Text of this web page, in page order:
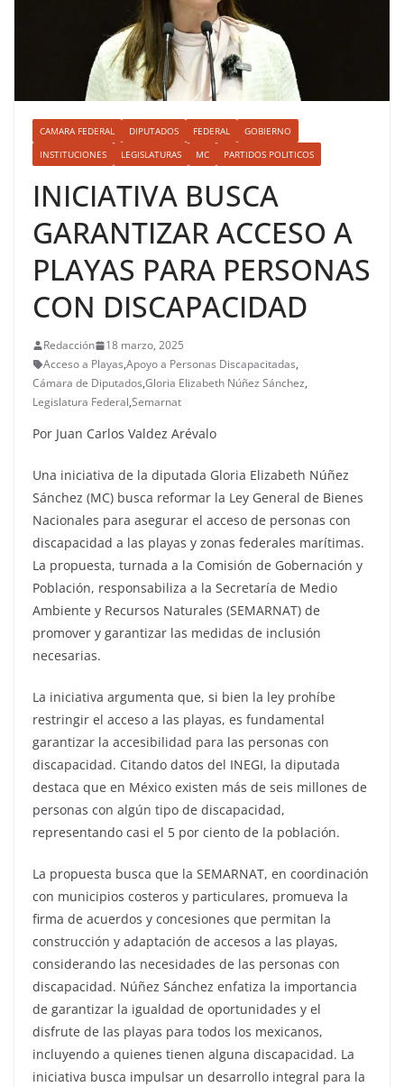
CAMARA FEDERAL DIPUTADOS FEDERAL
GOBIERNO
INSTITUCIONES
LEGISLATURAS MC PARTIDOS POLITICOS
INICIATIVA BUSCA
GARANTIZAR ACCESO A
PLAYAS PARA PERSONAS
CON DISCAPACIDAD
Redacción
18 marzo, 2025
Acceso a Playas,Apoyo a Personas Discapacitadas,
Cámara de Diputados,Gloria Elizabeth Núñez Sánchez,
Legislatura Federal,Semarnat
Por Juan Carlos Valdez Arévalo
Una iniciativa de la diputada Gloria Elizabeth Núñez
Sánchez (MC) busca reformar la Ley General de Bienes
Nacionales para asegurar el acceso de personas con
discapacidad a las playas y zonas federales marítimas.
La propuesta, turnada a la Comisión de Gobernación y
Población, responsabiliza a la Secretaría de Medio
Ambiente y Recursos Naturales (SEMARNAT) de
promover y garantizar las medidas de inclusión
necesarias.
La iniciativa argumenta que, si bien la ley prohíbe
restringir el acceso a las playas, es fundamental
garantizar la accesibilidad para las personas con
discapacidad. Citando datos del INEGI, la diputada
destaca que en México existen más de seis millones de
personas con algún tipo de discapacidad,
representando casi el 5 por ciento de la población.
La propuesta busca que la SEMARNAT, en coordinación
con municipios costeros y particulares, promueva la
firma de acuerdos y concesiones que permitan la
construcción y adaptación de accesos a las playas,
considerando las necesidades de las personas con
discapacidad. Núñez Sánchez enfatiza la importancia
de garantizar la igualdad de oportunidades y el
disfrute de las playas para todos los mexicanos,
incluyendo a quienes tienen alguna discapacidad. La
iniciativa busca impulsar un desarrollo integral para la